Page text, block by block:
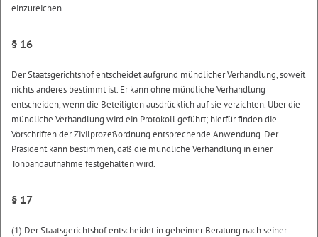
einzureichen.
§ 16
Der Staatsgerichtshof entscheidet aufgrund mündlicher Verhandlung, soweit
nichts anderes bestimmt ist. Er kann ohne mündliche Verhandlung
entscheiden, wenn die Beteiligten ausdrücklich auf sie verzichten. Über die
mündliche Verhandlung wird ein Protokoll geführt; hierfür finden die
Vorschriften der Zivilprozeßordnung entsprechende Anwendung. Der
Präsident kann bestimmen, daß die mündliche Verhandlung in einer
Tonbandaufnahme festgehalten wird.
§ 17
(1) Der Staatsgerichtshof entscheidet in geheimer Beratung nach seiner